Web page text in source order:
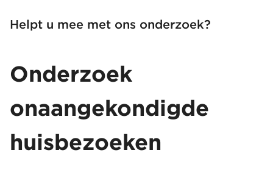
Onderzoek
onaangekondigde
huisbezoeken
Helpt u mee met ons onderzoek?